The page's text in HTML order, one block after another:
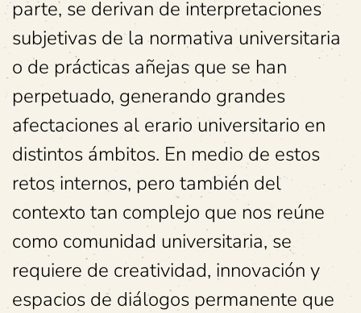
parte, se derivan de interpretaciones
subjetivas de la normativa universitaria
o de prácticas añejas que se han
perpetuado, generando grandes
afectaciones al erario universitario en
distintos ámbitos. En medio de estos
retos internos, pero también del
contexto tan complejo que nos reúne
como comunidad universitaria, se
requiere de creatividad, innovación y
espacios de diálogos permanente que